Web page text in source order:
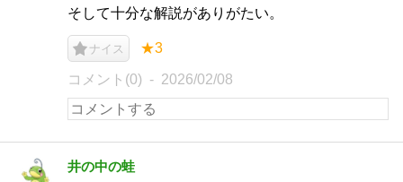
そして十分な解説がありがたい。
ナイス ★3
コメント(0) 2026/02/08
井の中の蛙